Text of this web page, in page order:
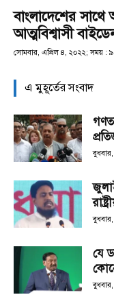
বাংলাদেশের সাথে
আত্মবিশ্বাসী
সোমবার, এপ্রিল ৪, ২০২২; সময় :
এ মুহূর্তের সংবাদ
যে